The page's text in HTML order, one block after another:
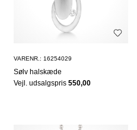
VARENR.: 16254029
Sølv halskæde
Vejl. udsalgspris 550,00